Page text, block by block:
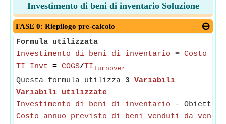
Investimento di beni di inventario Soluzione
FASE 0: Riepilogo pre-calcolo
Formula utilizzata
Investimento di beni di inventario = Costo
TI Invt = COGS/TI Turnover
Questa formula utilizza 3 Variabili
Variabili utilizzate
Investimento di beni di inventario -
Costo annuo previsto di beni venduti da